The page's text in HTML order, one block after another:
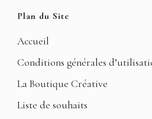
Plan du Site
Accueil
Conditions générales
La Boutique Créative
Liste de souhaits